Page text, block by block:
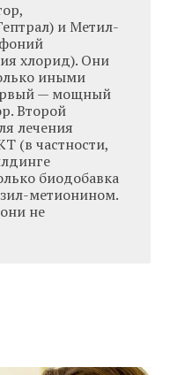
и Метил-
хлорид). Они
иными
— мощный
Второй
лечения
(в частности,
биодобавка
метионином.
не